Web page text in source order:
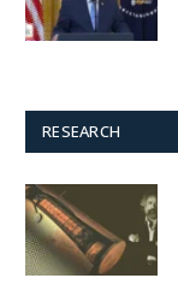
RESEARCH